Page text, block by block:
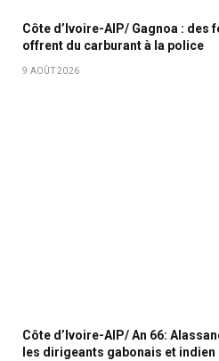
Côte d’Ivoire-AIP/ Gagnoa : des
offrent du carburant à la police
9 AOÛT 2026
Côte d’Ivoire-AIP/ An 66:
les dirigeants gabonais et